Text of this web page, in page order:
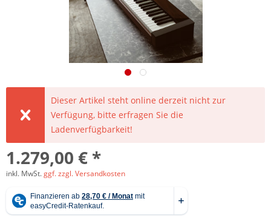
Dieser Artikel steht online derzeit nicht zur
Verfügung, bitte erfragen Sie die
Ladenverfügbarkeit!
1.279,00 € *
inkl. MwSt.ggf. zzgl. Versandkosten